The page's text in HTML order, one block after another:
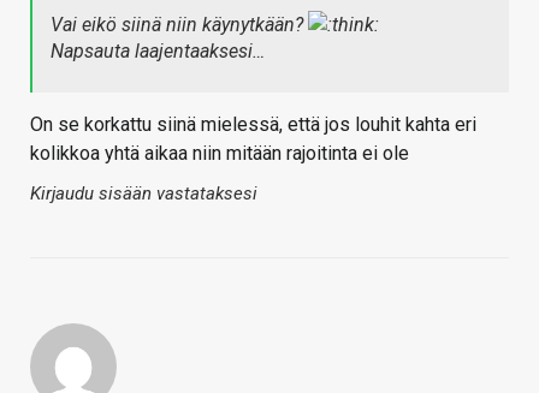
Vai eikö siinä niin käynytkään?
Napsauta laajentaaksesi…
On se korkattu siinä mielessä, että jos louhit kahta eri
kolikkoa yhtä aikaa niin mitään rajoitinta ei ole
Kirjaudu sisään vastataksesi